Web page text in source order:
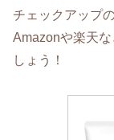
チェックアップ
Amazonや楽天
しょう！